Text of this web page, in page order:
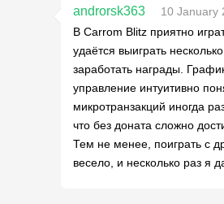
androrsk363
10 January
В Carrom Blitz приятно
удаётся выиграть
заработать награды.
управление интуитивно
микротранзакций иногда
что без доната сложно
Тем не менее, поиграть с
весело, и несколько раз я